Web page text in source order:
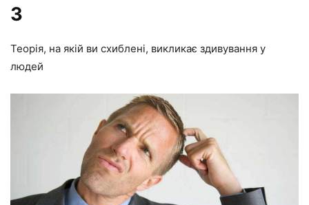
3
Теорія, на якій ви схиблені, викликає здивування у
людей